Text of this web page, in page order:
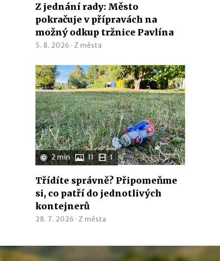
Z jednání rady: Město
pokračuje v přípravách na
možný odkup tržnice Pavlína
5. 8. 2026 · Z města
2 min 11 1
Třídíte správně? Připomeňme
si, co patří do jednotlivých
kontejnerů
28. 7. 2026 · Z města